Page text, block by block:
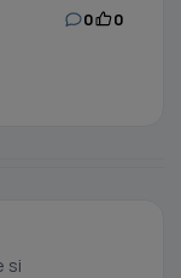
0 0